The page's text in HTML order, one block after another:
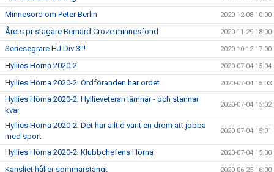
Minnesord om Peter Berlin 2020-12-08 10:00
Årets pristagare Bernard Croze minnesfond 2020-11-29 18:00
Seriesegrare HJ Div 3!!! 2020-10-12 17:00
Hyllies Hörna 2020-2 2020-07-04 15:04
Hyllies Hörna 2020-2: Ordföranden har ordet 2020-07-04 15:03
Hyllies Hörna 2020-2: Hyllieveteran lämnar - och stannar
kvar
2020-07-04 15:02
Hyllies Hörna 2020-2: Det har alltid varit en dröm att jobba
med sport
2020-07-04 15:01
Hyllies Hörna 2020-2: Klubbchefens Hörna 2020-07-04 15:00
Kansliet håller sommarstängt 2020-06-25 16:00